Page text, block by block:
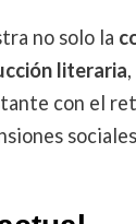
no solo la
literaria
con el